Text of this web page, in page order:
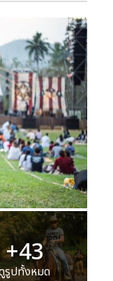
+43
รูปทั้งหมด